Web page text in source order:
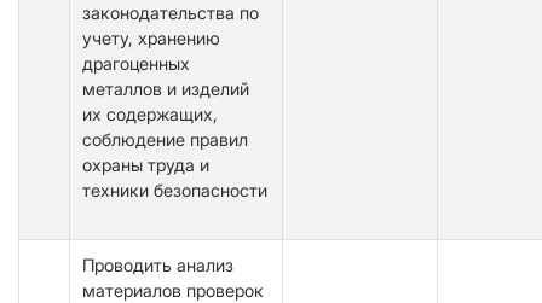
законодательства по
учету, хранению
драгоценных
металлов и изделий
их содержащих,
соблюдение правил
охраны труда и
техники безопасности
Проводить анализ
материалов проверок